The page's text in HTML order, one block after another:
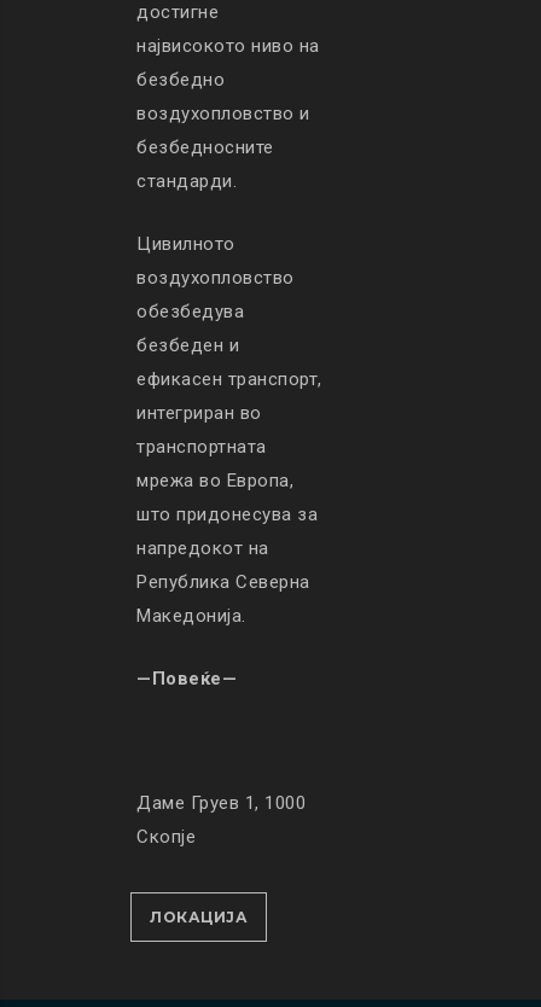
достигне
највисокото ниво на
безбедно
воздухопловство и
безбедносните
стандарди.
Цивилното
воздухопловство
обезбедува
безбеден и
ефикасен транспорт,
интегриран во
транспортната
мрежа во Европа,
што придонесува за
напредокот на
Република Северна
Македонија.
—Повеќе—
Даме Груев 1, 1000
Скопје
ЛОКАЦИЈА